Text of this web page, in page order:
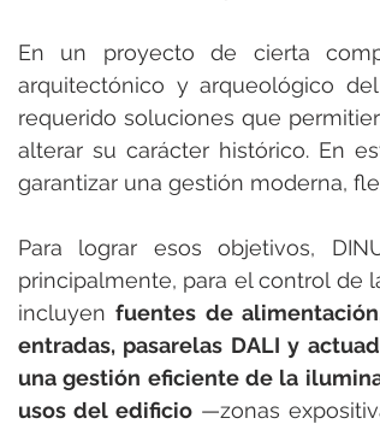
En un proyecto de cierta
arquitectónico y arqueológico
requerido soluciones que
alterar su carácter histórico. En
garantizar una gestión moderna,
Para lograr esos objetivos,
principalmente, para el control de
incluyen fuentes de
entradas, pasarelas DALI y
una gestión eficiente de la
usos del edificio —zonas